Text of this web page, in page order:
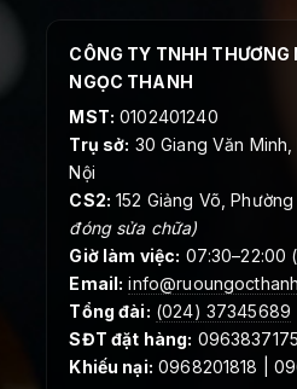
CÔNG TY TNHH THƯƠNG
NGỌC THANH
MST: 0102401240
Trụ sở: 30 Giang Văn
Nội
CS2: 152 Giảng Võ,
đóng sửa chữa)
Giờ làm việc: 07:30–22:00
Email:
Tổng đài: (024) 37345689
SĐT đặt hàng:
Khiếu nại: 0968201818 |